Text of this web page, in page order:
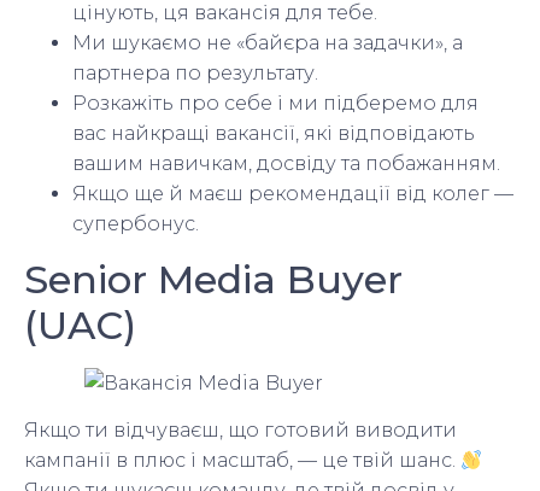
цінують, ця вакансія для тебе.
Ми шукаємо не «байєра на задачки», а
партнера по результату.
Розкажіть про себе і ми підберемо для
вас найкращі вакансії, які відповідають
вашим навичкам, досвіду та побажанням.
Якщо ще й маєш рекомендації від колег —
супербонус.
Senior Media Buyer
(UAC)
Якщо ти відчуваєш, що готовий виводити
кампанії в плюс і масштаб, — це твій шанс.